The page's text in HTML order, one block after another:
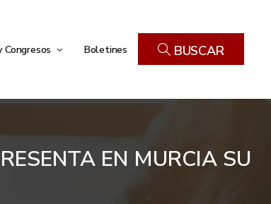
Congresos Boletines BUSCAR
EN MURCIA SU